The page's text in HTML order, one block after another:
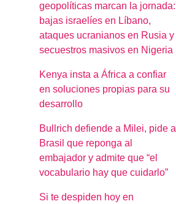
geopolíticas marcan la jornada:
bajas israelíes en Líbano,
ataques ucranianos en Rusia y
secuestros masivos en Nigeria
Kenya insta a África a confiar
en soluciones propias para su
desarrollo
Bullrich defiende a Milei, pide a
Brasil que reponga al
embajador y admite que “el
vocabulario hay que cuidarlo”
Si te despiden hoy en